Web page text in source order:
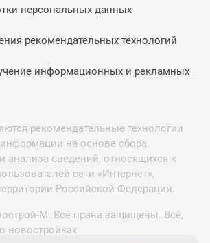
персональных данных
рекомендательных технологий
информационных и рекламных
рекомендательные технологии
на основе сбора,
анализа сведений, относящихся к
сети «Интернет»,
Российской Федерации.
М. Все права защищены. Всё,
новостройках